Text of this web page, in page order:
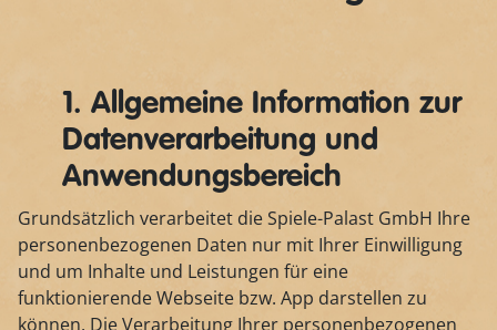
1. Allgemeine Information zur
Datenverarbeitung und
Anwendungsbereich
Grundsätzlich verarbeitet die Spiele-Palast GmbH Ihre
personenbezogenen Daten nur mit Ihrer Einwilligung
und um Inhalte und Leistungen für eine
funktionierende Webseite bzw. App darstellen zu
können. Die Verarbeitung Ihrer personenbezogenen